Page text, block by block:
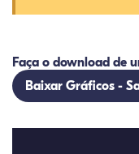
Faça o download de
Baixar Gráficos -